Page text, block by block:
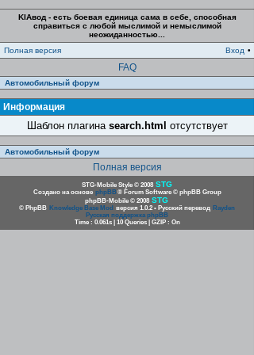
KIAвод - есть боевая единица сама в себе, способная
справиться с любой мыслимой и немыслимой
неожиданностью...
Полная версия
Вход •
FAQ
Автомобильный форум
Информация
Шаблон плагина search.html отсутствует
Автомобильный форум
Полная версия
STG-Mobile Style © 2008 STG
Создано на основе phpBB® Forum Software © phpBB Group
phpBB-Mobile © 2008 STG
© PhpBB Knowledge Base Mod версия 1.0.2 • Русский перевод Rayden
Русская поддержка phpBB
Time : 0.061s | 10 Queries | GZIP : On